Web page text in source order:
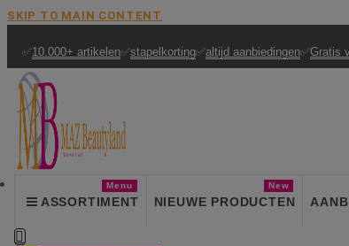
SKIP TO MAIN CONTENT
✅10.000+ artikelen✅stapelkorting✅altijd aanbiedingen✅Gratis
ASSORTIMENT
Menu
NIEUWE PRODUCTEN
New
